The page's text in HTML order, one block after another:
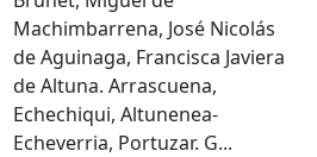
Machimbarrena, José Nicolás
de Aguinaga, Francisca Javiera
de Altuna. Arrascuena,
Echechiqui, Altunenea-
Echeverria, Portuzar. G...